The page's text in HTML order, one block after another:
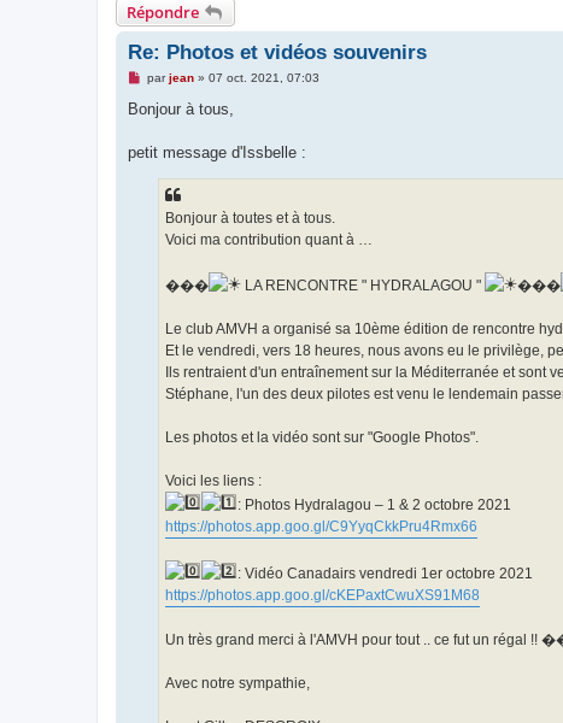
Répondre
Re: Photos et vidéos souvenirs
M
s
g
parjean» 07 oct. 2021, 07:03
Bonjour à tous,
petit message d'Issbelle :
Bonjour à toutes et à tous.
Voici ma contribution quant à …
��� LA RENCONTRE " HYDRALAGOU " ���
Le club AMVH a organisé sa 10ème édition de rencontre
Et le vendredi, vers 18 heures, nous avons eu le privilège,
Ils rentraient d'un entraînement sur la Méditerranée et
Stéphane, l'un des deux pilotes est venu le lendemain
Les photos et la vidéo sont sur "Google Photos".
Voici les liens :
: Photos Hydralagou – 1 & 2 octobre 2021
https://photos.app.goo.gl/C9YyqCkkPru4Rmx66
: Vidéo Canadairs vendredi 1er octobre 2021
https://photos.app.goo.gl/cKEPaxtCwuXS91M68
Un très grand merci à l'AMVH pour tout .. ce fut un
Avec notre sympathie,